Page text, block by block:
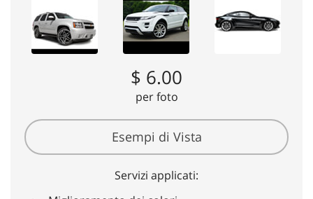
$ 6.00
per foto
Esempi di Vista
Servizi applicati: